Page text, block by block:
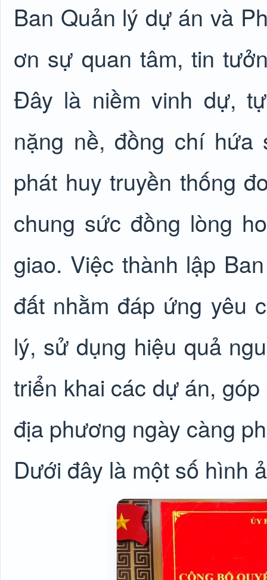
Ban Quản lý dự án và
ơn sự quan tâm, tin
Đây là niềm vinh dự,
nặng nề, đồng chí
phát huy truyền thống
chung sức đồng lòng
giao. Việc thành lập
đất nhằm đáp ứng yêu
lý, sử dụng hiệu quả
triển khai các dự án,
địa phương ngày càng
Dưới đây là một số hình